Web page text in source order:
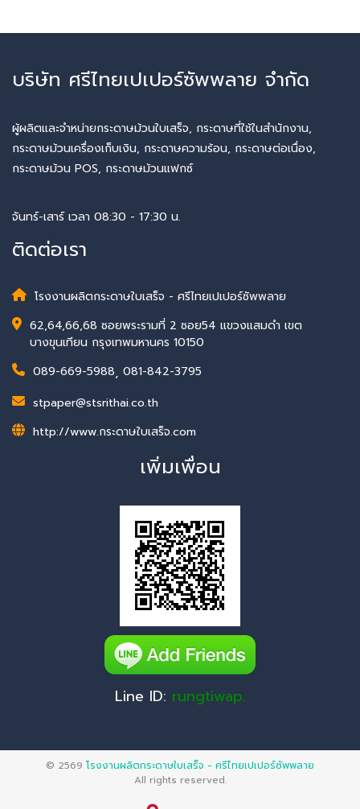
บริษัท ศรีไทยเปเปอร์ซัพพลาย จำกัด
ผู้ผลิตและจำหน่ายกระดาษม้วนใบเสร็จ, กระดาษที่ใช้ในสำนักงาน,
กระดาษม้วนเครื่องเก็บเงิน, กระดาษความร้อน, กระดาษต่อเนื่อง,
กระดาษม้วน POS, กระดาษม้วนแฟกซ์
จันทร์-เสาร์ เวลา 08:30 - 17:30 น.
ติดต่อเรา
โรงงานผลิตกระดาษใบเสร็จ - ศรีไทยเปเปอร์ซัพพลาย
62,64,66,68 ซอยพระรามที่ 2 ซอย54 แขวงแสมดำ เขต
บางขุนเทียน กรุงเทพมหานคร 10150
089-669-5988, 081-842-3795
stpaper@stsrithai.co.th
http://www.กระดาษใบเสร็จ.com
เพิ่มเพื่อน
Line ID: rungtiwap.
© 2569 โรงงานผลิตกระดาษใบเสร็จ - ศรีไทยเปเปอร์ซัพพลาย
All rights reserved.